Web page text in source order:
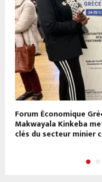
Forum Économique
Makwayala Kinkeba
clés du secteur minier